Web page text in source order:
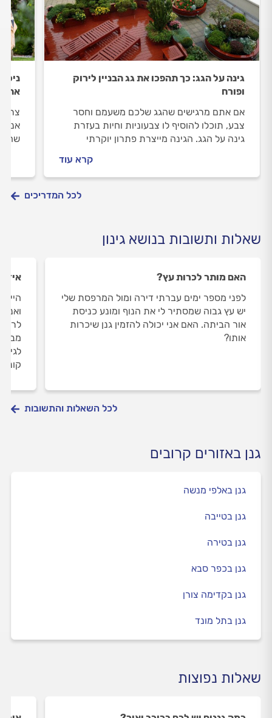
גינה על הגג: כך תהפכו את גג הבניין לירוק
ופורח
אם אתם מרגישים שהגג שלכם משעמם וחסר
צבע, תוכלו להוסיף לו צבעוניות וחיות בעזרת
גינה על הגג. הגינה מייצרת פתרון יוקרתי
אותו. המיקום של הגינה משונה אך, עם תכנון
נכון ובחירות נכונות תוכלו לטפח בגג את גינת
קרא עוד
את
לכל המדריכים
שאלות ותשובות בנושא גינון
האם מותר לכרות עץ?
לפני מספר ימים עברתי דירה ומול המרפסת שלי
יש עץ גבוה שמסתיר לי את הנוף ומונע כניסת
אור הביתה. האם אני יכולה להזמין גנן שיכרות
אותו?
היי,
לכל השאלות והתשובות
גנן באזורים קרובים
גנן באלפי מנשה
גנן בטייבה
גנן בטירה
גנן בכפר סבא
גנן בקדימה צורן
גנן בתל מונד
שאלות נפוצות